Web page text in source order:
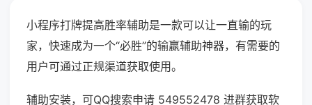
小程序打牌提高胜率辅助是一款可以让一直输的玩
家，快速成为一个“必胜”的输赢辅助神器，有需要的
用户可通过正规渠道获取使用。
辅助安装，可QQ搜索申请 549552478 进群获取软